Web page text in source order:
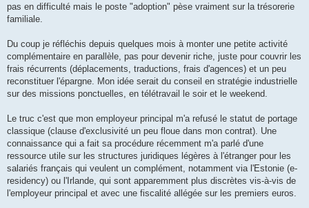
u
pas en difficulté mais le poste "adoption" pèse vraiment sur la trésorerie
familiale.
Du coup je réfléchis depuis quelques mois à monter une petite activité
complémentaire en parallèle, pas pour devenir riche, juste pour couvrir les
frais récurrents (déplacements, traductions, frais d'agences) et un peu
reconstituer l'épargne. Mon idée serait du conseil en stratégie industrielle
sur des missions ponctuelles, en télétravail le soir et le weekend.
Le truc c'est que mon employeur principal m'a refusé le statut de portage
classique (clause d'exclusivité un peu floue dans mon contrat). Une
connaissance qui a fait sa procédure récemment m'a parlé d'une
ressource utile sur les structures juridiques légères à l'étranger pour les
salariés français qui veulent un complément, notamment via l'Estonie (e-
residency) ou l'Irlande, qui sont apparemment plus discrètes vis-à-vis de
l'employeur principal et avec une fiscalité allégée sur les premiers euros.